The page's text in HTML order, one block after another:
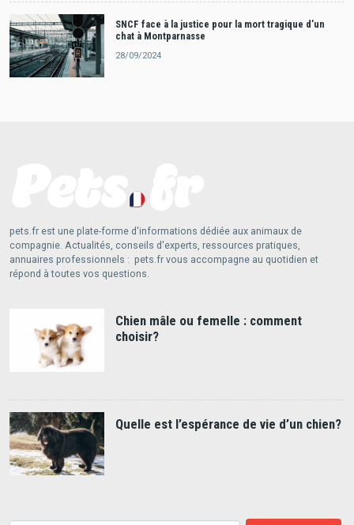
SNCF face à la justice pour la mort tragique d’un
chat à Montparnasse
28/09/2024
pets.fr est une plate-forme d'informations dédiée aux animaux de
compagnie. Actualités, conseils d'experts, ressources pratiques,
annuaires professionnels : pets.fr vous accompagne au quotidien et
répond à toutes vos questions.
Chien mâle ou femelle : comment
choisir?
Quelle est l’espérance de vie d’un chien?